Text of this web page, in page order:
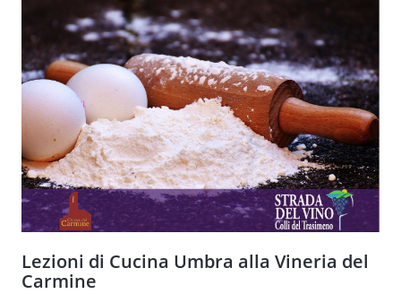
Lezioni di Cucina Umbra alla Vineria del
Carmine